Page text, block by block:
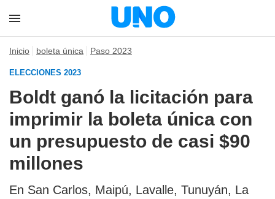
Inicio boleta única Paso 2023
ELECCIONES 2023
Boldt ganó la licitación para
imprimir la boleta única con
un presupuesto de casi $90
millones
En San Carlos, Maipú, Lavalle, Tunuyán, La